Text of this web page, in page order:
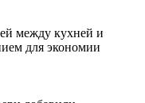
между кухней и
для экономии